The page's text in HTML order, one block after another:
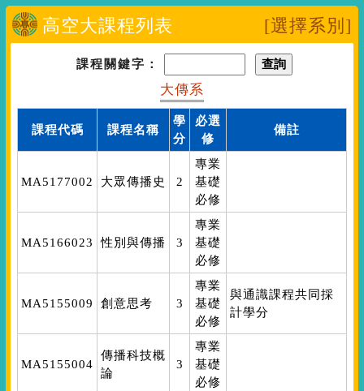
高空大課程列表 [選擇系別]
課程關鍵字：
大傳系
課程代碼 課程名稱
學
分
必選
修
備註
MA5177002 大眾傳播史 2
專業
基礎
必修
MA5166023 性別與傳播 3
專業
基礎
必修
MA5155009 創意思考 3
專業
基礎
必修
與通識課程共同採
計學分
MA5155004
傳播科技概
論
3
專業
基礎
必修